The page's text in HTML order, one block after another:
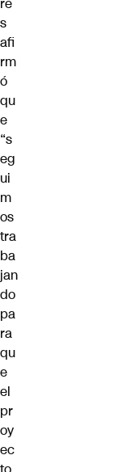
s
afi
rm
ó
qu
e
“s
eg
ui
m
os
tra
ba
jan
do
pa
ra
qu
e
el
pr
oy
ec